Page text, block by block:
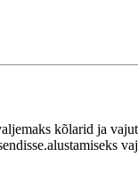
kõlarid ja
alustamiseks